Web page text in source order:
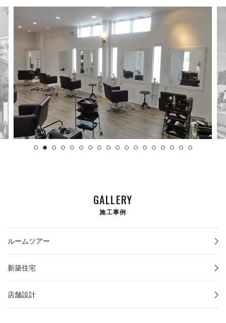
会社案内
craft LINE公式アカウント
プライバシーポリシー
お問い合わせ
お知らせ
GALLERY
施工事例
ルームツアー
新築住宅
店舗設計